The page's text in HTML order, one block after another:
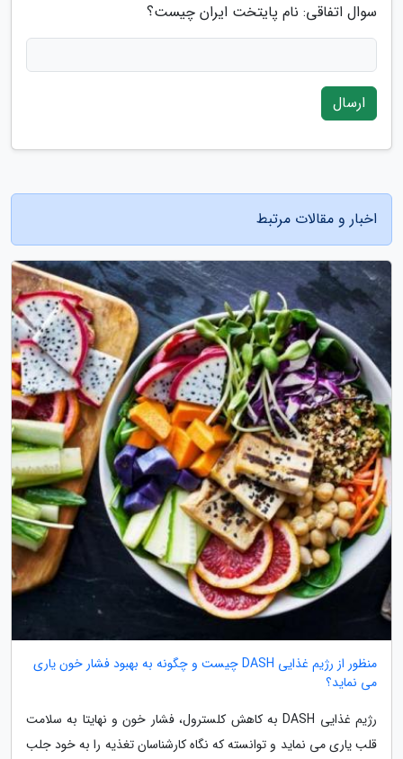
سوال اتفاقی: نام پایتخت ایران چیست؟
ارسال
اخبار و مقالات مرتبط
منظور از رژیم غذایی DASH چیست و چگونه به بهبود فشار خون یاری
می نماید؟
رژیم غذایی DASH به کاهش کلسترول، فشار خون و نهایتا به سلامت
قلب یاری می نماید و توانسته که نگاه کارشناسان تغذیه را به خود جلب